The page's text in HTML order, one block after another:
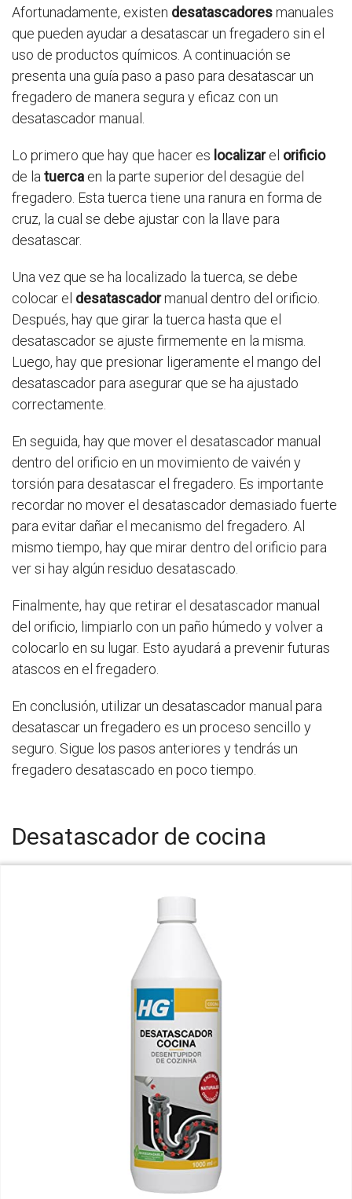
Afortunadamente, existen desatascadoresmanuales
que pueden ayudar a desatascar un fregadero sin el
uso de productos químicos. A continuación se
presenta una guía paso a paso para desatascar un
fregadero de manera segura y eficaz con un
desatascador manual.
Lo primero que hay que hacer es localizarel orificio
de la tuerca en la parte superior del desagüe del
fregadero. Esta tuerca tiene una ranura en forma de
cruz, la cual se debe ajustar con la llave para
desatascar.
Una vez que se ha localizado la tuerca, se debe
colocar el desatascadormanual dentro del orificio.
Después, hay que girar la tuerca hasta que el
desatascador se ajuste firmemente en la misma.
Luego, hay que presionar ligeramente el mango del
desatascador para asegurar que se ha ajustado
correctamente.
En seguida, hay que mover el desatascador manual
dentro del orificio en un movimiento de vaivén y
torsión para desatascar el fregadero. Es importante
recordar no mover el desatascador demasiado fuerte
para evitar dañar el mecanismo del fregadero. Al
mismo tiempo, hay que mirar dentro del orificio para
ver si hay algún residuo desatascado.
Finalmente, hay que retirar el desatascador manual
del orificio, limpiarlo con un paño húmedo y volver a
colocarlo en su lugar. Esto ayudará a prevenir futuras
atascos en el fregadero.
En conclusión, utilizar un desatascador manual para
desatascar un fregadero es un proceso sencillo y
seguro. Sigue los pasos anteriores y tendrás un
fregadero desatascado en poco tiempo.
Desatascador de cocina